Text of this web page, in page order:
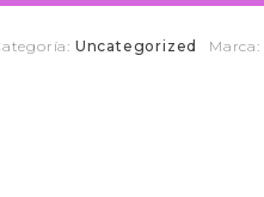
Uncategorized Marca: